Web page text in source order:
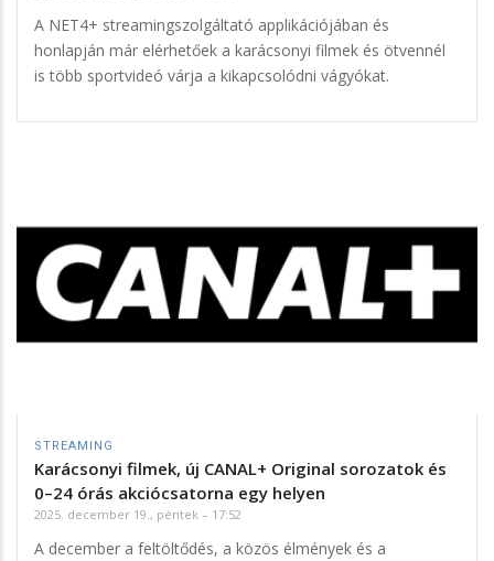
A NET4+ streamingszolgáltató applikációjában és
honlapján már elérhetőek a karácsonyi filmek és ötvennél
is több sportvideó várja a kikapcsolódni vágyókat.
STREAMING
Karácsonyi filmek, új CANAL+ Original sorozatok és
0–24 órás akciócsatorna egy helyen
2025. december 19., péntek – 17:52
A december a feltöltődés, a közös élmények és a